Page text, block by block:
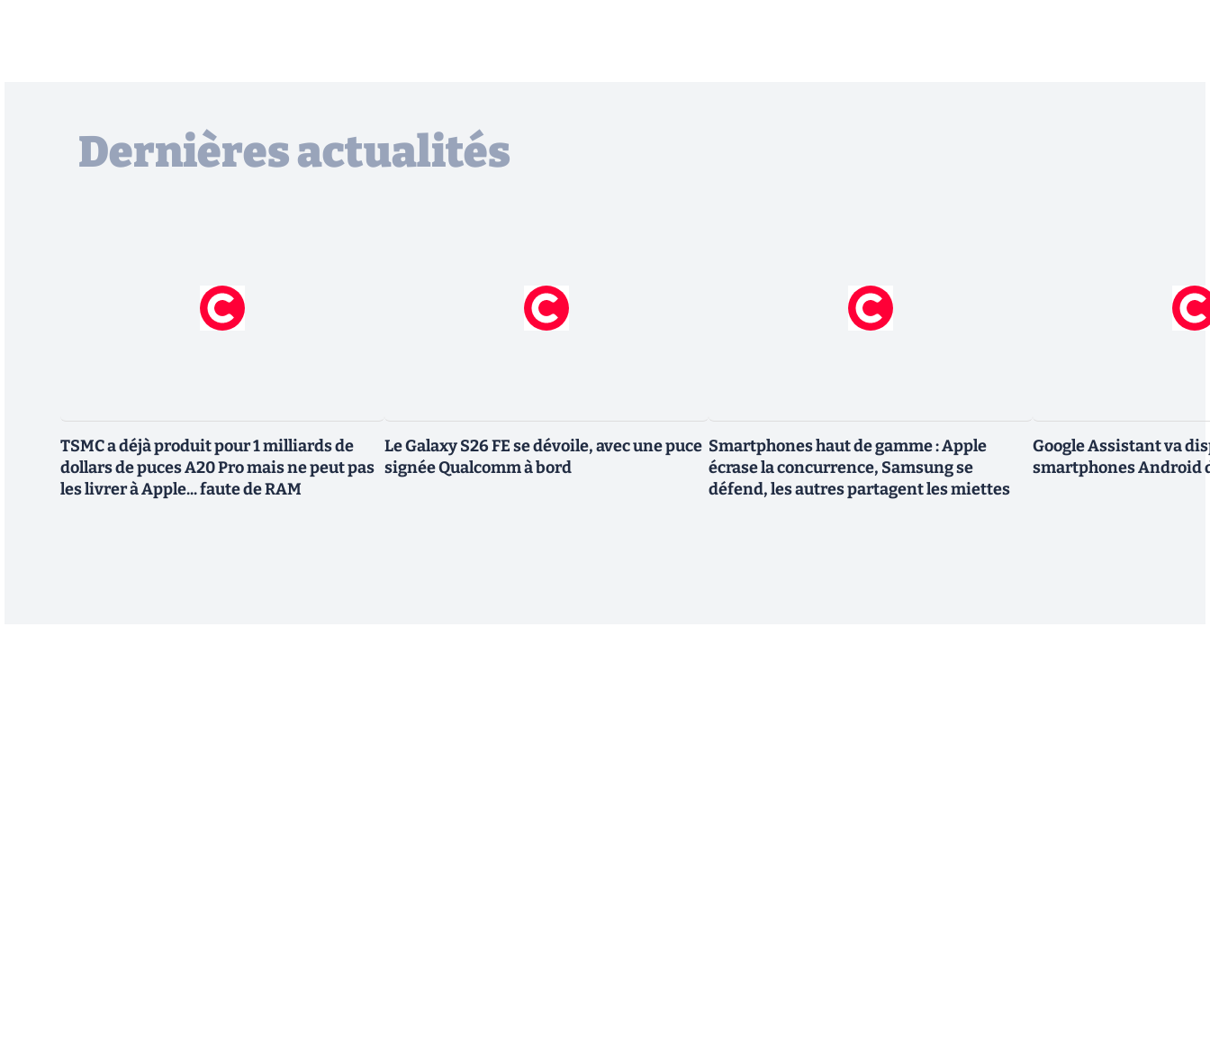
Dernières actualités
TSMC a déjà produit pour 1 milliards de
dollars de puces A20 Pro mais ne peut pas
les livrer à Apple... faute de RAM
Le Galaxy S26 FE se dévoile, avec une puce
signée Qualcomm à bord
Smartphones haut de gamme : Apple
écrase la concurrence, Samsung se
défend, les autres partagent les miettes
Google Assistant va
smartphones Android